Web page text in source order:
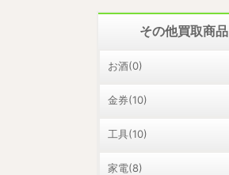
その他買取商品
お酒(0)
金券(10)
工具(10)
家電(8)